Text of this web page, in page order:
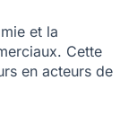
et la
Cette
en acteurs de